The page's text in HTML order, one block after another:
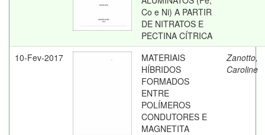
Co e Ni) A PARTIR
DE NITRATOS E
PECTINA CÍTRICA
10-Fev-2017
MATERIAIS
HÍBRIDOS
FORMADOS
ENTRE
POLÍMEROS
CONDUTORES E
MAGNETITA
Zanotto,
Caroline